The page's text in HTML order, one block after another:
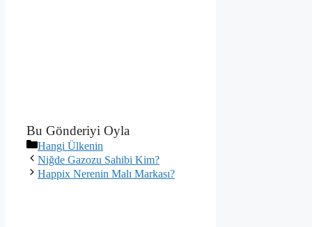
Bu Gönderiyi Oyla
Kategoriler
Hangi Ülkenin
Niğde Gazozu Sahibi Kim?
Happix Nerenin Malı Markası?